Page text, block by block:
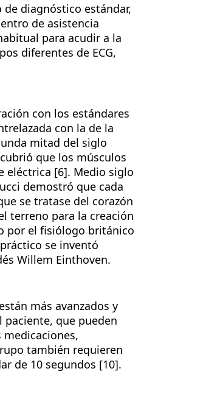
de diagnóstico estándar,
de asistencia
para acudir a la
diferentes de ECG,
con los estándares
con la de la
mitad del siglo
que los músculos
eléctrica [6]. Medio siglo
demostró que cada
se tratase del corazón
terreno para la creación
por el fisiólogo británico
se inventó
Willem Einthoven.
más avanzados y
que pueden
también requieren
de 10 segundos [10].